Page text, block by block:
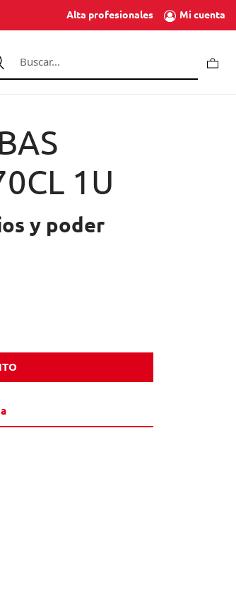
Alta profesionales Mi cuenta
1U
y poder